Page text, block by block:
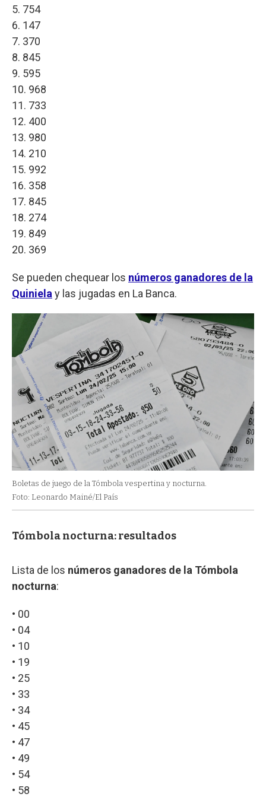
5. 754
6. 147
7. 370
8. 845
9. 595
10. 968
11. 733
12. 400
13. 980
14. 210
15. 992
16. 358
17. 845
18. 274
19. 849
20. 369
Se pueden chequear los números ganadores de la
Quiniela y las jugadas en La Banca.
Boletas de juego de la Tómbola vespertina y nocturna.
Foto: Leonardo Mainé/El País
Tómbola nocturna: resultados
Lista de los números ganadores de la Tómbola
nocturna:
• 00
• 04
• 10
• 19
• 25
• 33
• 34
• 45
• 47
• 49
• 54
• 58